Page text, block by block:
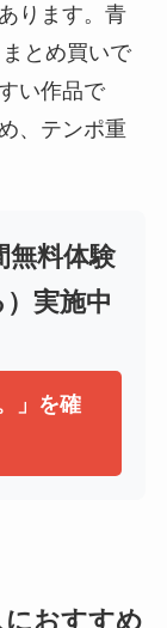
ります。青
とめ買いで
い作品で
、テンポ重
無料体験
）実施中
」を確
おすすめ